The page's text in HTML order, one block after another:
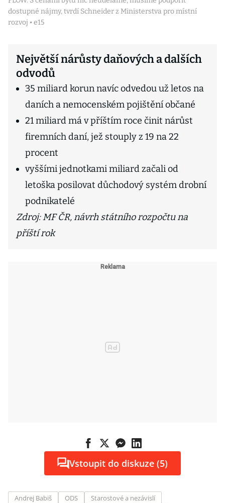
dostupné nájmy, tvrdí Schneider z Ministerstva pro místní
rozvoj • e15
Největší nárůsty daňových a dalších
odvodů
35 miliard korun navíc odvedou už letos na
daních a nemocenském pojištění občané
21 miliard má v příštím roce činit nárůst
firemních daní, jež stouply z 19 na 22
procent
vyššími jednotkami miliard začali od
letoška posilovat důchodový systém drobní
podnikatelé
Zdroj: MF ČR, návrh státního rozpočtu na
příští rok
Vstoupit do diskuze (5)
Andrej Babiš ODS
Starostové a nezávislí